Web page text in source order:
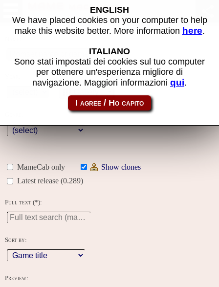
MAME machines
MameCab only
Show clones
Latest release (0.289)
Full text (*):
Sort by:
Preview:
ENGLISH
We have placed cookies on your computer to help
make this website better. More information here.
ITALIANO
Sono stati impostati dei cookies sul tuo computer
per ottenere un'esperienza migliore di
navigazione. Maggiori informazioni qui.